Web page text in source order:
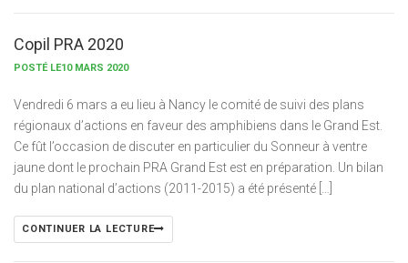
Copil PRA 2020
POSTÉ LE10 MARS 2020
Vendredi 6 mars a eu lieu à Nancy le comité de suivi des plans
régionaux d’actions en faveur des amphibiens dans le Grand Est.
Ce fût l’occasion de discuter en particulier du Sonneur à ventre
jaune dont le prochain PRA Grand Est est en préparation. Un bilan
du plan national d’actions (2011-2015) a été présenté […]
CONTINUER LA LECTURE